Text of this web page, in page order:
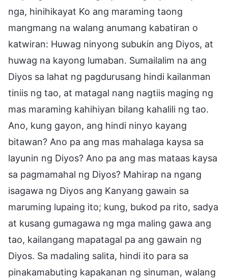
nga, hinihikayat Ko ang maraming taong
mangmang na walang anumang kabatiran o
katwiran: Huwag ninyong subukin ang Diyos, at
huwag na kayong lumaban. Sumailalim na ang
Diyos sa lahat ng pagdurusang hindi kailanman
tiniis ng tao, at matagal nang nagtiis maging ng
mas maraming kahihiyan bilang kahalili ng tao.
Ano, kung gayon, ang hindi ninyo kayang
bitawan? Ano pa ang mas mahalaga kaysa sa
layunin ng Diyos? Ano pa ang mas mataas kaysa
sa pagmamahal ng Diyos? Mahirap na ngang
isagawa ng Diyos ang Kanyang gawain sa
maruming lupaing ito; kung, bukod pa rito, sadya
at kusang gumagawa ng mga maling gawa ang
tao, kailangang mapatagal pa ang gawain ng
Diyos. Sa madaling salita, hindi ito para sa
pinakamabuting kapakanan ng sinuman, walang